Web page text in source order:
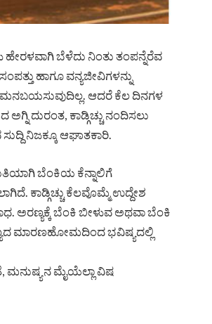
ಹೇರಳವಾಗಿ ಬೆಳೆದು ನಿಂತು ತಂಪನ್ನೆರೆವ
ಹಾಗೂ ವನ್ಯಜೀವಿಗಳನ್ನು
‌ಮನ‌ಬಯಸುವುದಿಲ್ಲ. ಆದರೆ ಕೆಲ ದಿನಗಳ
ದುರಂತ, ಕಾಡ್ಗಿಚ್ಚು ನಂದಿಸಲು
ನಿಜಕ್ಕೂ ಆಘಾತಕಾರಿ.
ಬೆಂಕಿಯ ಕೆನ್ನಾಲಿಗೆ
ಕಾಡ್ಗಿಚ್ಚು ಕೆಲವೊಮ್ಮೆ ಉದ್ದೇಶ
ಅರಣ್ಯಕ್ಕೆ ಬೆಂಕಿ ಬೀಳುವ ಅಥವಾ ಬೆಂಕಿ
ಮಾರಣಹೋಮದಿಂದ ಭವಿಷ್ಯದಲ್ಲಿ
ಮನುಷ್ಯನ ಮೈಯೆಲ್ಲಾ ವಿಷ